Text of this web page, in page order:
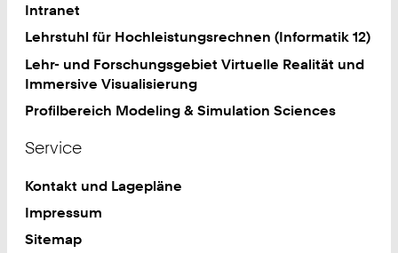
Intranet
Lehrstuhl für Hochleistungsrechnen (Informatik 12)
Lehr- und Forschungsgebiet Virtuelle Realität und
Immersive Visualisierung
Profilbereich Modeling & Simulation Sciences
Service
Kontakt und Lagepläne
Impressum
Sitemap